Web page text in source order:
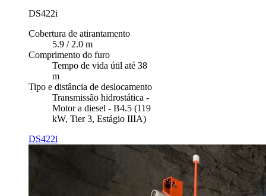
DS422i
Cobertura de atirantamento
5.9 / 2.0 m
Comprimento do furo
Tempo de vida útil até 38
m
Tipo e distância de deslocamento
Transmissão hidrostática -
Motor a diesel - B4.5 (119
kW, Tier 3, Estágio IIIA)
DS422i